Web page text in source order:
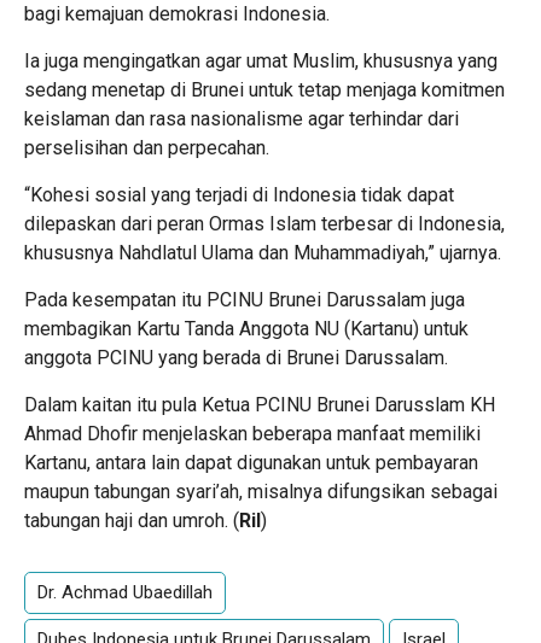
bagi kemajuan demokrasi Indonesia.
Ia juga mengingatkan agar umat Muslim, khususnya yang
sedang menetap di Brunei untuk tetap menjaga komitmen
keislaman dan rasa nasionalisme agar terhindar dari
perselisihan dan perpecahan.
“Kohesi sosial yang terjadi di Indonesia tidak dapat
dilepaskan dari peran Ormas Islam terbesar di Indonesia,
khususnya Nahdlatul Ulama dan Muhammadiyah,” ujarnya.
Pada kesempatan itu PCINU Brunei Darussalam juga
membagikan Kartu Tanda Anggota NU (Kartanu) untuk
anggota PCINU yang berada di Brunei Darussalam.
Dalam kaitan itu pula Ketua PCINU Brunei Darusslam KH
Ahmad Dhofir menjelaskan beberapa manfaat memiliki
Kartanu, antara lain dapat digunakan untuk pembayaran
maupun tabungan syari’ah, misalnya difungsikan sebagai
tabungan haji dan umroh. (Ril)
Dr. Achmad Ubaedillah